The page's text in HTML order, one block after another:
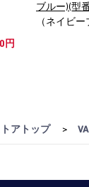
円
ブルー)(型
（ネイビー
アトップ >